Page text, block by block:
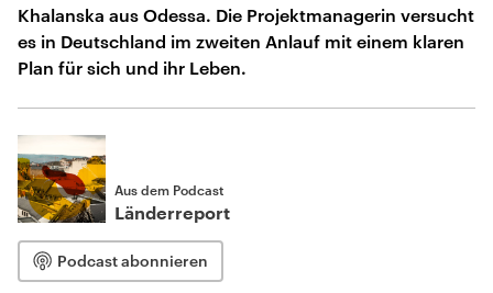
Khalanska aus Odessa. Die Projektmanagerin versucht
es in Deutschland im zweiten Anlauf mit einem klaren
Plan für sich und ihr Leben.
Aus dem Podcast
Länderreport
Podcast abonnieren